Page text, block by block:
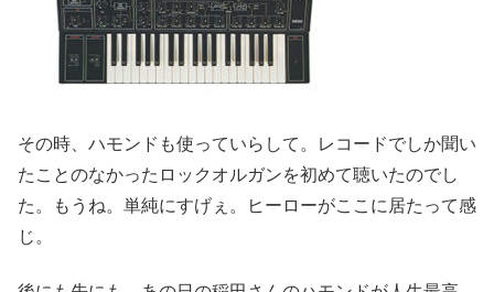
その時、ハモンドも使っていらして。レコードでしか聞い
たことのなかったロックオルガンを初めて聴いたのでし
た。もうね。単純にすげぇ。ヒーローがここに居たって感
じ。